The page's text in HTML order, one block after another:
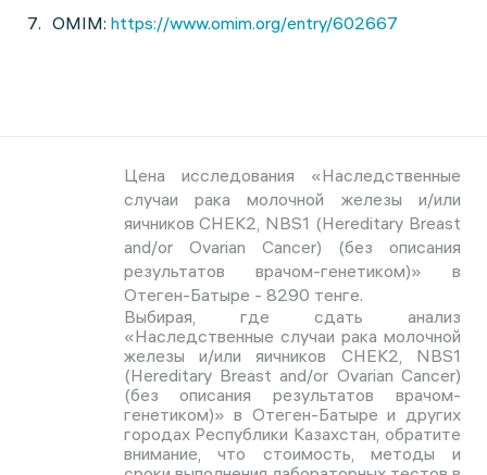
OMIM: https://www.omim.org/entry/602667
Цена исследования «Наследственные
случаи рака молочной железы и/или
яичников CHEK2, NBS1 (Hereditary Breast
and/or Ovarian Cancer) (без описания
результатов врачом-генетиком)» в
Отеген-Батыре - 8290 тенге.
Выбирая, где сдать анализ
«Наследственные случаи рака молочной
железы и/или яичников CHEK2, NBS1
(Hereditary Breast and/or Ovarian Cancer)
(без описания результатов врачом-
генетиком)» в Отеген-Батыре и других
городах Республики Казахстан, обратите
внимание, что стоимость, методы и